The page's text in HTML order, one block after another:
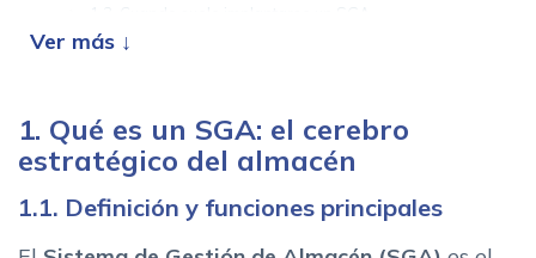
2. Que es un SCA: el ejecutor que controla la automatizacion
2.2. Tiempo de reaccion y criticidad
2.3. En que tipo de almacenes tiene sentido un SCA
3. Que es un SEA: el orquestador de la ejecucion en tiempo
1. Qué es un SGA: el cerebro
estratégico del almacén
1.1. Definición y funciones principales